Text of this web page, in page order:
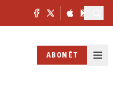
ABONĒT